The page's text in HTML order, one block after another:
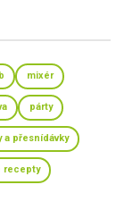
mixér
párty
a přesnídávky
recepty